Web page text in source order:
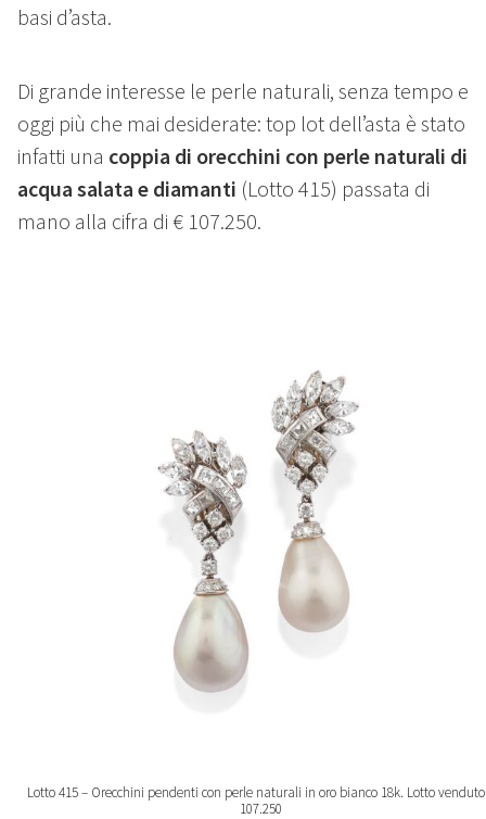
basi d’asta.
Di grande interesse le perle naturali, senza tempo e
oggi più che mai desiderate: top lot dell’asta è stato
infatti una coppia di orecchini con perle naturali di
acqua salata e diamanti (Lotto 415) passata di
mano alla cifra di € 107.250.
Lotto 415 – Orecchini pendenti con perle naturali in oro bianco 18k. Lotto
107.250